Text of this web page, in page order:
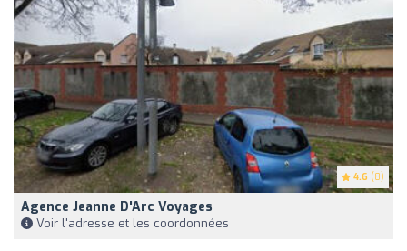
4.6 (8)
Agence Jeanne D'Arc Voyages
Voir l'adresse et les coordonnées